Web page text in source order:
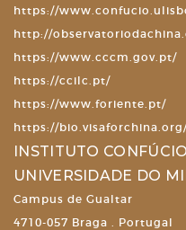
https://
http://
https://www.cccm.gov.pt/
https://ccilc.pt/
https://www.foriente.pt/
https://bio.visaforchina.org/
INSTITUTO
UNIVERSIDADE DO
Campus de Gualtar
4710-057 Braga . Portugal